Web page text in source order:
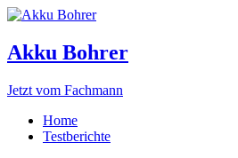
Akku Bohrer
Jetzt vom Fachmann
Home
Testberichte